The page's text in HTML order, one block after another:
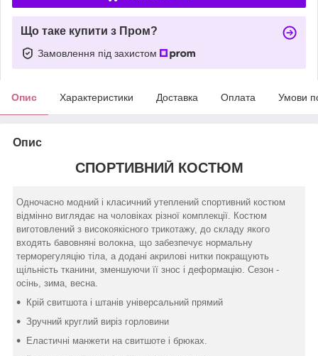
Що таке купити з Пром?
Замовлення під захистом
Опис Характеристики Доставка Оплата Умови
Опис
СПОРТИВНИЙ КОСТЮМ
Одночасно модний і класичний утеплений спортивний костюм
відмінно виглядає на чоловіках різної комплекції. Костюм
виготовлений з високоякісного трикотажу, до складу якого
входять бавовняні волокна, що забезпечує нормальну
терморегуляцію тіла, а додані акрилові нитки покращують
щільність тканини, зменшуючи її знос і деформацію. Сезон -
осінь, зима, весна.
Крій свитшота і штанів універсальний прямий
Зручний круглий виріз горловини
Еластичні манжети на свитшоте і брюках.